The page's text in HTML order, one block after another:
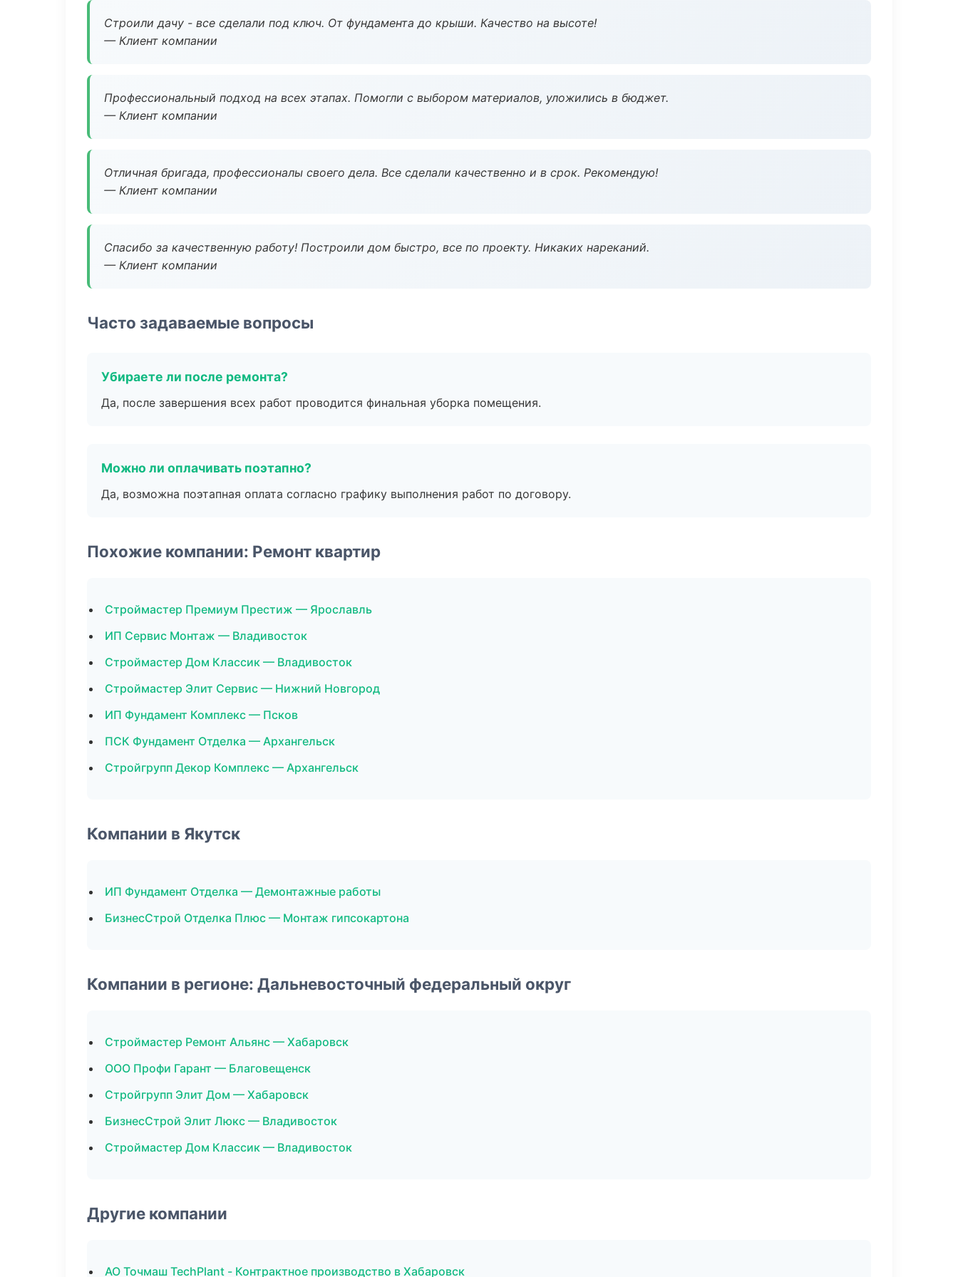
Строили дачу - все сделали под ключ. От фундамента до крыши. Качество на высоте!
— Клиент компании
Профессиональный подход на всех этапах. Помогли с выбором материалов, уложились в бюджет.
— Клиент компании
Отличная бригада, профессионалы своего дела. Все сделали качественно и в срок. Рекомендую!
— Клиент компании
Спасибо за качественную работу! Построили дом быстро, все по проекту. Никаких нареканий.
— Клиент компании
Часто задаваемые вопросы
Убираете ли после ремонта?
Да, после завершения всех работ проводится финальная уборка помещения.
Можно ли оплачивать поэтапно?
Да, возможна поэтапная оплата согласно графику выполнения работ по договору.
Похожие компании: Ремонт квартир
Строймастер Премиум Престиж — Ярославль
ИП Сервис Монтаж — Владивосток
Строймастер Дом Классик — Владивосток
Строймастер Элит Сервис — Нижний Новгород
ИП Фундамент Комплекс — Псков
ПСК Фундамент Отделка — Архангельск
Стройгрупп Декор Комплекс — Архангельск
Компании в Якутск
ИП Фундамент Отделка — Демонтажные работы
БизнесСтрой Отделка Плюс — Монтаж гипсокартона
Компании в регионе: Дальневосточный федеральный округ
Строймастер Ремонт Альянс — Хабаровск
ООО Профи Гарант — Благовещенск
Стройгрупп Элит Дом — Хабаровск
БизнесСтрой Элит Люкс — Владивосток
Строймастер Дом Классик — Владивосток
Другие компании
АО Точмаш TechPlant - Контрактное производство в Хабаровск